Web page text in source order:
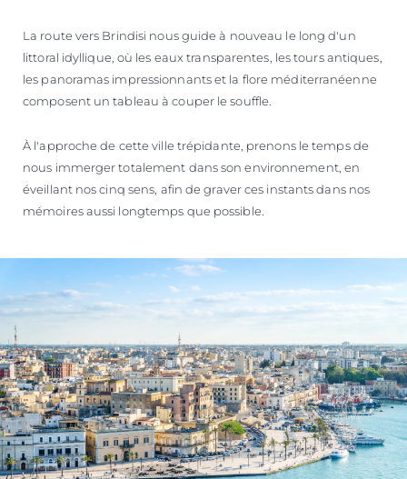
La route vers Brindisi nous guide à nouveau le long d'un
littoral idyllique, où les eaux transparentes, les tours antiques,
les panoramas impressionnants et la flore méditerranéenne
composent un tableau à couper le souffle.
À l'approche de cette ville trépidante, prenons le temps de
nous immerger totalement dans son environnement, en
éveillant nos cinq sens, afin de graver ces instants dans nos
mémoires aussi longtemps que possible.